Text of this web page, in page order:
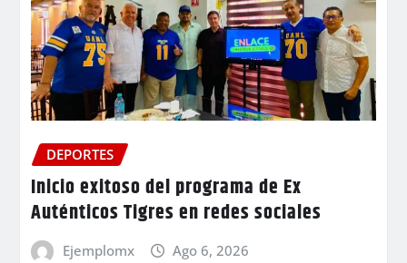
DEPORTES
Inicio exitoso del programa de Ex
Auténticos Tigres en redes sociales
Ejemplomx Ago 6, 2026